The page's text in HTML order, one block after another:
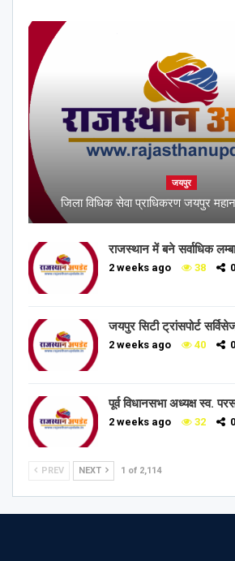
जयपुर
जिला विधिक सेवा प्राधिकरण जयपुर
राजस्थान में बने सर्वाधिक
2 weeks ago 38 0
जयपुर सिटी ट्रांसपोर्ट
2 weeks ago 40 0
पूर्व विधानसभा अध्यक्ष स्व.
2 weeks ago 32 0
PREV NEXT 1 of 2,114